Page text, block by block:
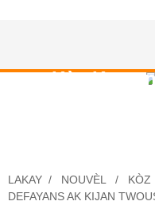
Kòz
LAKAY NOUVÈL
KÒZ
DEFAYANS AK KIJAN